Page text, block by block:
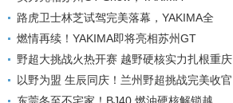
路虎卫士林芝试驾完美落幕，YAKIMA全
燃情再续！YAKIMA即将亮相苏州GT
野超大挑战火热开赛 越野硬核实力扎根重庆
以野为盟 生辰同庆！兰州野超挑战完美收官